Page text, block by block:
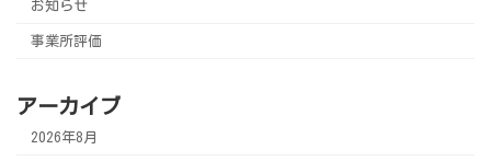
お知らせ
事業所評価
アーカイブ
2026年8月